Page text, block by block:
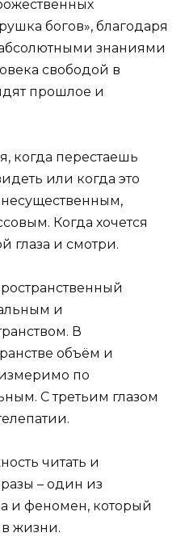
богов», благодаря
знаниями
свободой в
прошлое и
когда перестаешь
или когда это
несущественным,
Когда хочется
глаза и смотри.
и
В
объём и
по
С третьим глазом
читать и
– один из
и феномен, который
жизни.